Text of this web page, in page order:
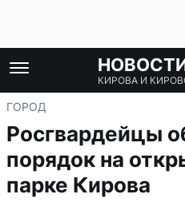
КИРОВА И
ГОРОД
Росгвардейцы
порядок на
парке Кирова